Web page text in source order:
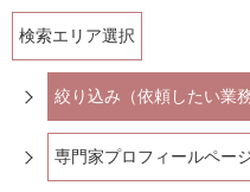
検索エリア選択
絞り込み（依頼したい業
専門家プロフィールペー